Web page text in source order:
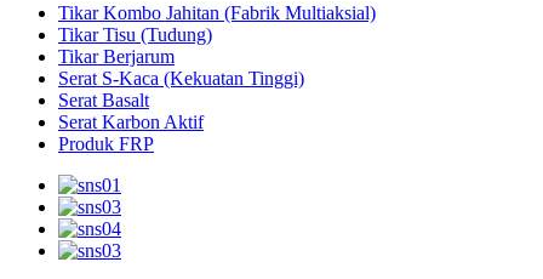
Tikar Kombo Jahitan (Fabrik Multiaksial)
Tikar Tisu (Tudung)
Tikar Berjarum
Serat S-Kaca (Kekuatan Tinggi)
Serat Basalt
Serat Karbon Aktif
Produk FRP